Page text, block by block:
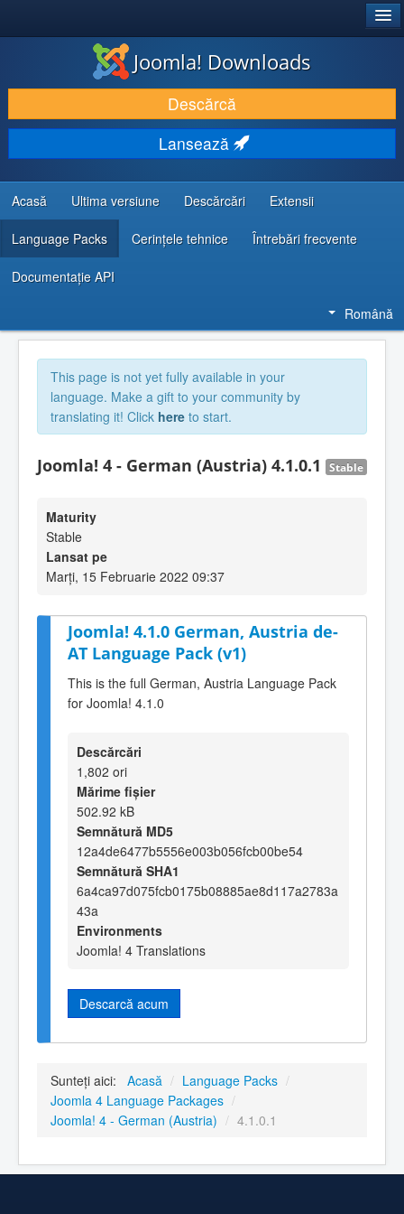
DESCARCĂ & ȘI EXTINDE
DESCOPERĂ & ÎNVAȚĂ
COMUNITATE & SUPORT
RESURSE DEZVOLTATORI
Joomla! Downloads
Descărcă
Lansează
Acasă Ultima versiune Descărcări Extensii
Language Packs Cerințele tehnice Întrebări frecvente
Documentaţie API
Română
This page is not yet fully available in your
language. Make a gift to your community by
translating it! Click here to start.
Joomla! 4 - German (Austria) 4.1.0.1 Stable
Maturity
Stable
Lansat pe
Marți, 15 Februarie 2022 09:37
Joomla! 4.1.0 German, Austria de-
AT Language Pack (v1)
This is the full German, Austria Language Pack
for Joomla! 4.1.0
Descărcări
1,802 ori
Mărime fișier
502.92 kB
Semnătură MD5
12a4de6477b5556e003b056fcb00be54
Semnătură SHA1
6a4ca97d075fcb0175b08885ae8d117a2783a
43a
Environments
Joomla! 4 Translations
Descarcă acum
Sunteți aici: Acasă / Language Packs /
Joomla 4 Language Packages /
Joomla! 4 - German (Austria) / 4.1.0.1